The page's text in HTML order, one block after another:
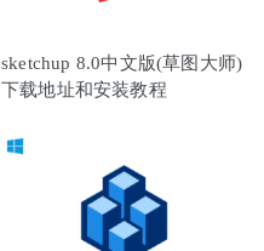
sketchup 8.0中文版(草图大师)
下载地址和安装教程